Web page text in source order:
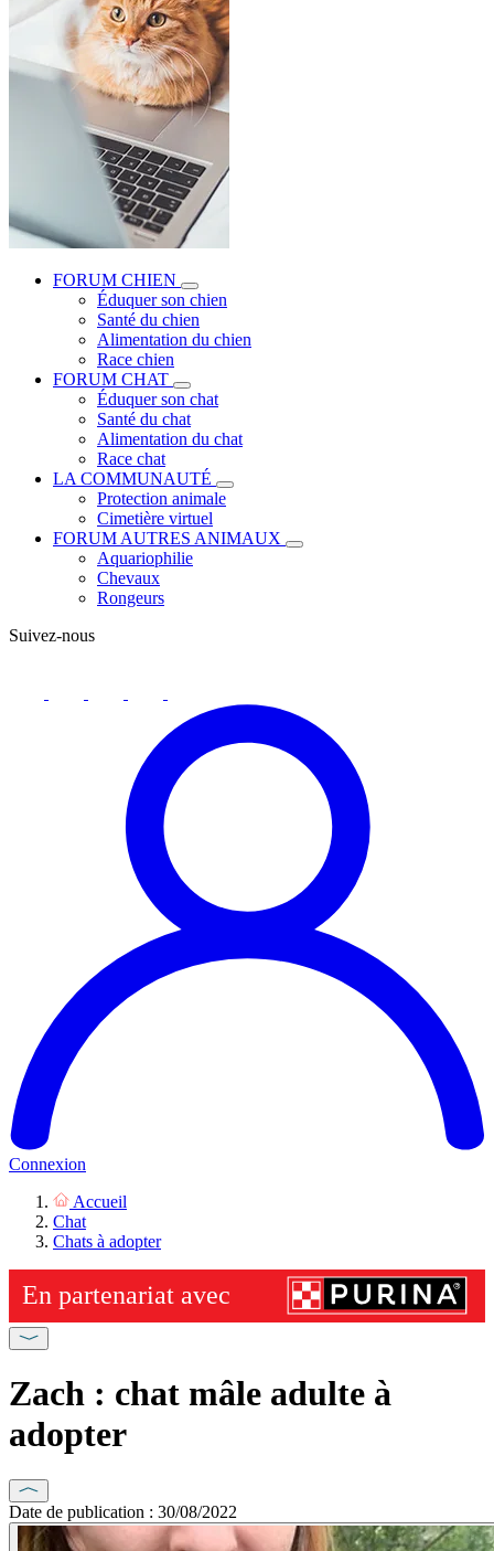
FORUM CHIEN
Éduquer son chien
Santé du chien
Alimentation du chien
Race chien
FORUM CHAT
Éduquer son chat
Santé du chat
Alimentation du chat
Race chat
LA COMMUNAUTÉ
Protection animale
Cimetière virtuel
FORUM AUTRES ANIMAUX
Aquariophilie
Chevaux
Rongeurs
Suivez-nous
Connexion
Accueil
Chat
Chats à adopter
Zach : chat mâle adulte à
adopter
Date de publication : 30/08/2022